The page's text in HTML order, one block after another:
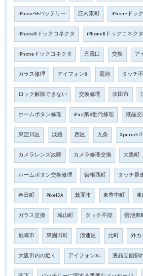
iPhoneSEバッテリー 庄内東町 iPhoneドッ
iPhone8ドックコネクタ iPhone8ドックコネク
iPhoneドックコネクタ 充電口 交換 ア
ガラス修理 アイフォン8 電池 タッチ
ロック解除できない 交換修理 吹田市
ホームボタン修理 iPad第8世代修理 液晶
東淀川区 淡路 西区 九条 Xperia5Ⅱ
カメラレンズ故障 カメラ修理交換 大黒町
ホームボタン交換修理 曽根西町 タッチ暴
春日町 Pixel5A 箕面市 東豊中町
ガラス交換 城山町 タッチ不能 螢池東
尼崎市 東園田町 浪速区 元町 外カ
大阪市内の近く アイフォンXs 液晶画面割